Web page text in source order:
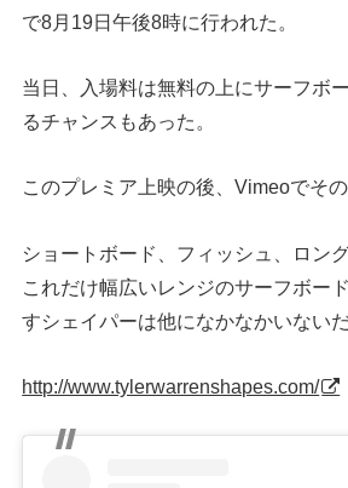
で8月19日午後8時に行われた。
当日、入場料は無料の上にサーフボ
るチャンスもあった。
このプレミア上映の後、Vimeoでそ
ショートボード、フィッシュ、ロング
これだけ幅広いレンジのサーフボー
すシェイパーは他になかなかいないだ
http://www.tylerwarrenshapes.com/